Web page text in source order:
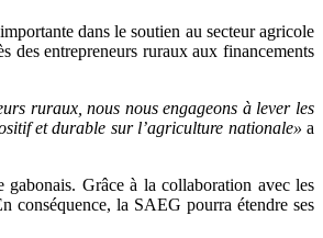
dans le soutien au secteur agricole
des entrepreneurs ruraux aux financements
ruraux, nous nous engageons à lever les
et durable sur l’agriculture nationale» a
gabonais. Grâce à la collaboration avec les
conséquence, la SAEG pourra étendre ses